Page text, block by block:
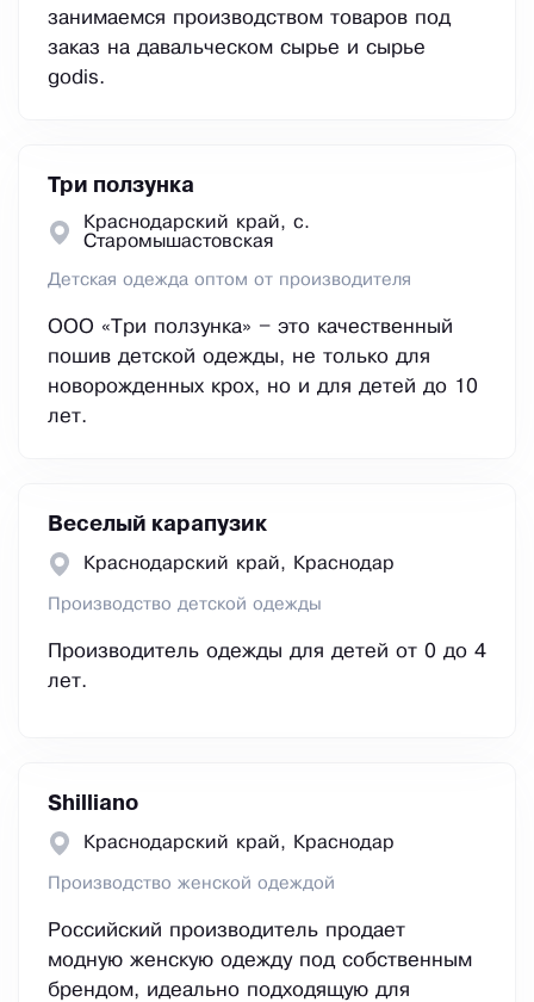
занимаемся производством товаров под
заказ на давальческом сырье и сырье
godis.
Три ползунка
Краснодарский край, с.
Старомышастовская
Детская одежда оптом от производителя
ООО «Три ползунка» – это качественный
пошив детской одежды, не только для
новорожденных крох, но и для детей до 10
лет.
Веселый карапузик
Краснодарский край, Краснодар
Производство детской одежды
Производитель одежды для детей от 0 до 4
лет.
Shilliano
Краснодарский край, Краснодар
Производство женской одеждой
Российский производитель продает
модную женскую одежду под собственным
брендом, идеально подходящую для